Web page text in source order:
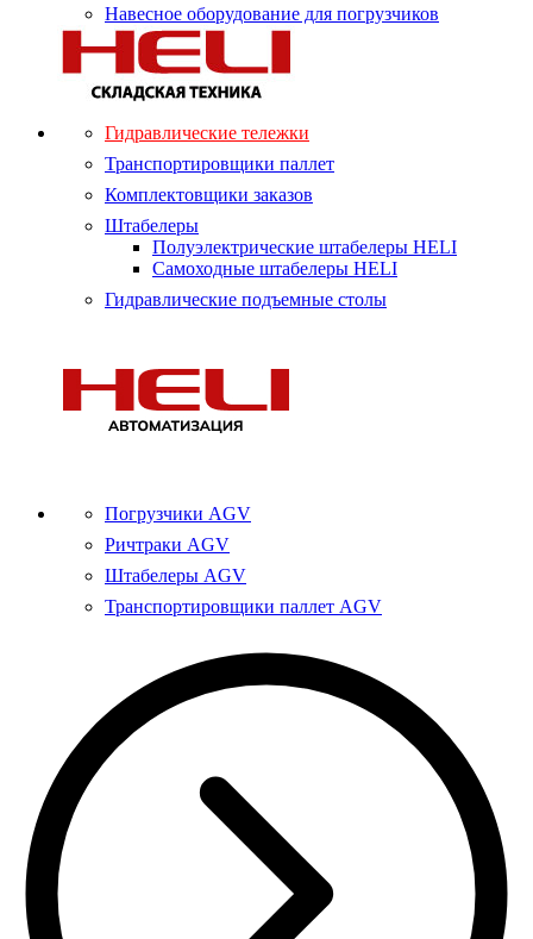
Навесное оборудование для погрузчиков
Гидравлические тележки
Транспортировщики паллет
Комплектовщики заказов
Штабелеры
Полуэлектрические штабелеры HELI
Самоходные штабелеры HELI
Гидравлические подъемные столы
Погрузчики AGV
Ричтраки AGV
Штабелеры AGV
Транспортировщики паллет AGV